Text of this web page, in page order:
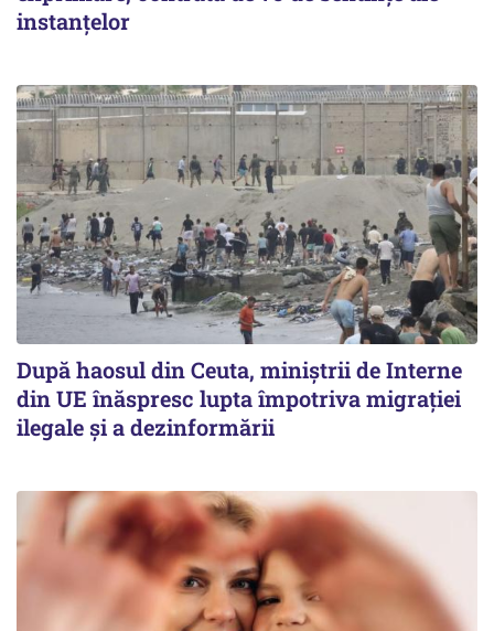
instanțelor
După haosul din Ceuta, miniștrii de Interne
din UE înăspresc lupta împotriva migrației
ilegale și a dezinformării